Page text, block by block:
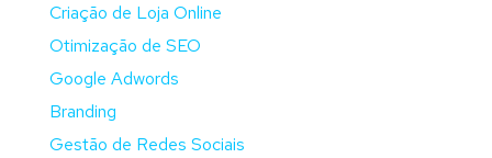
Criação de Loja Online
Otimização de SEO
Google Adwords
Branding
Gestão de Redes Sociais